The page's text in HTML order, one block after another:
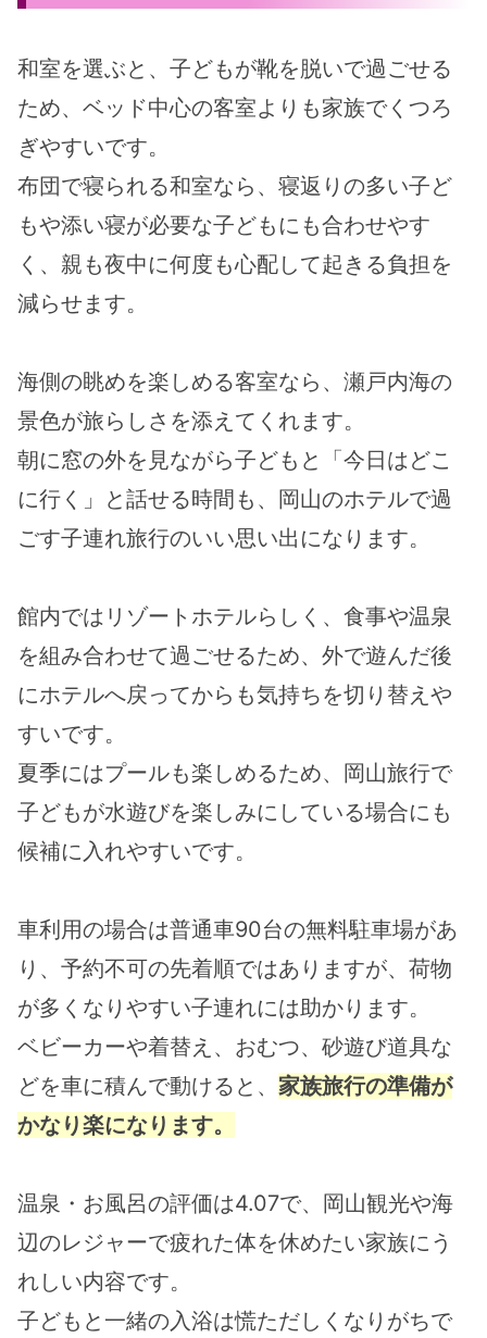
和室を選ぶと、子どもが靴を脱いで過ごせる
ため、ベッド中心の客室よりも家族でくつろ
ぎやすいです。
布団で寝られる和室なら、寝返りの多い子ど
もや添い寝が必要な子どもにも合わせやす
く、親も夜中に何度も心配して起きる負担を
減らせます。
海側の眺めを楽しめる客室なら、瀬戸内海の
景色が旅らしさを添えてくれます。
朝に窓の外を見ながら子どもと「今日はどこ
に行く」と話せる時間も、岡山のホテルで過
ごす子連れ旅行のいい思い出になります。
館内ではリゾートホテルらしく、食事や温泉
を組み合わせて過ごせるため、外で遊んだ後
にホテルへ戻ってからも気持ちを切り替えや
すいです。
夏季にはプールも楽しめるため、岡山旅行で
子どもが水遊びを楽しみにしている場合にも
候補に入れやすいです。
車利用の場合は普通車90台の無料駐車場があ
り、予約不可の先着順ではありますが、荷物
が多くなりやすい子連れには助かります。
ベビーカーや着替え、おむつ、砂遊び道具な
どを車に積んで動けると、 家族旅行の準備が
かなり楽になります。
温泉・お風呂の評価は4.07で、岡山観光や海
辺のレジャーで疲れた体を休めたい家族にう
れしい内容です。
子どもと一緒の入浴は慌ただしくなりがちで